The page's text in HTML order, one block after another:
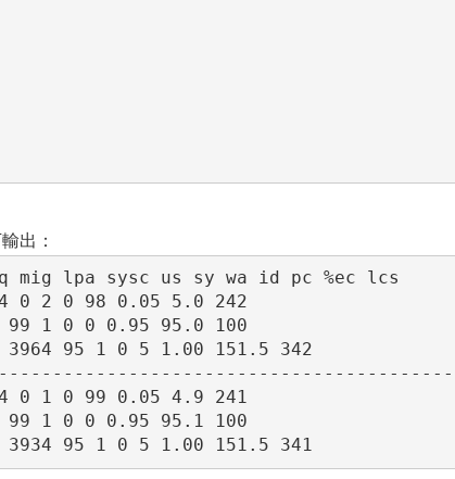
出：
mig lpa sysc us sy wa id pc %ec lcs
0 2 0 98 0.05 5.0 242
1 0 0 0.95 95.0 100
95 1 0 5 1.00 151.5 342
0 1 0 99 0.05 4.9 241
1 0 0 0.95 95.1 100